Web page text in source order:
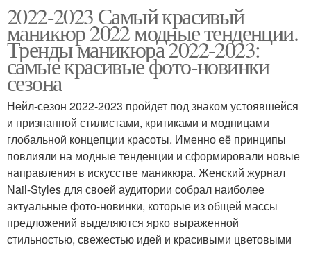
2022-2023 Самый красивый
маникюр 2022 модные тенденции.
Тренды маникюра 2022-2023:
самые красивые фото-новинки
сезона
Нейл-сезон 2022-2023 пройдет под знаком устоявшейся
и признанной стилистами, критиками и модницами
глобальной концепции красоты. Именно её принципы
повлияли на модные тенденции и сформировали новые
направления в искусстве маникюра. Женский журнал
Nail-Styles для своей аудитории собрал наиболее
актуальные фото-новинки, которые из общей массы
предложений выделяются ярко выраженной
стильностью, свежестью идей и красивыми цветовыми